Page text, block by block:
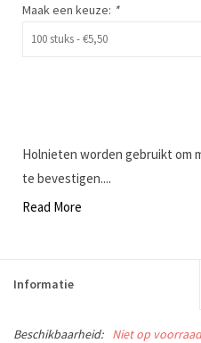
Maak een keuze: *
Holnieten worden gebruikt om
te bevestigen....
Read More
Informatie
Beschikbaarheid:
Niet op voorraad